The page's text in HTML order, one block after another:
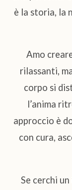
è la storia, la
Amo
rilassanti,
corpo si
l’anima
approccio è
con cura,
Se cerchi